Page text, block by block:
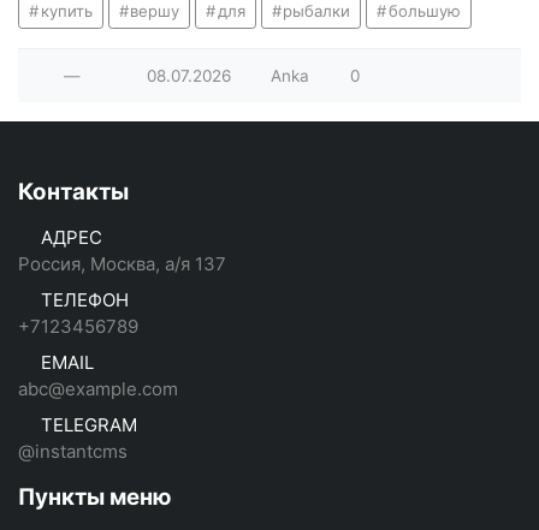
купить вершу для рыбалки большую
— 08.07.2026 Anka 0
Контакты
АДРЕС
Россия, Москва, а/я 137
ТЕЛЕФОН
+7123456789
EMAIL
abc@example.com
TELEGRAM
@instantcms
Пункты меню